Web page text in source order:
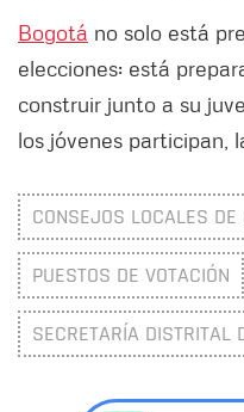
Bogotá no solo está
elecciones: está
construir junto a su
los jóvenes participan,
CONSEJOS LOCALES DE
PUESTOS DE VOTACIÓN
SECRETARÍA DISTRITAL